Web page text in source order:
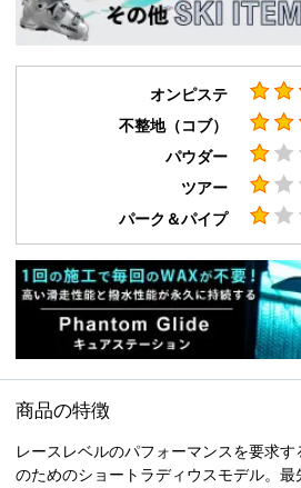
オンピステ
不整地（コブ）
パウダー
ツアー
パーク＆パイプ
商品の特徴
レースレベルのパフォーマンスを要求
のためのショートラディウスモデル。